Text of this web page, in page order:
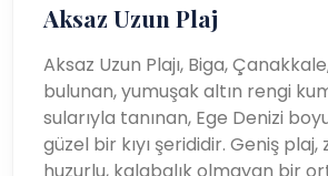
Aksaz Uzun Plaj
Aksaz Uzun Plajı, Biga,
bulunan, yumuşak altın rengi
sularıyla tanınan, Ege Denizi
güzel bir kıyı şerididir. Geniş
huzurlu, kalabalık olmayan bir